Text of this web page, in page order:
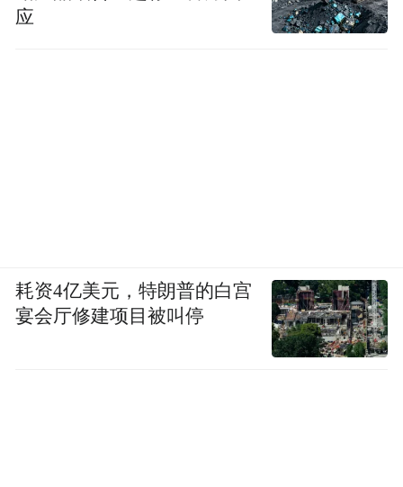
应
耗资4亿美元，特朗普的白宫
宴会厅修建项目被叫停